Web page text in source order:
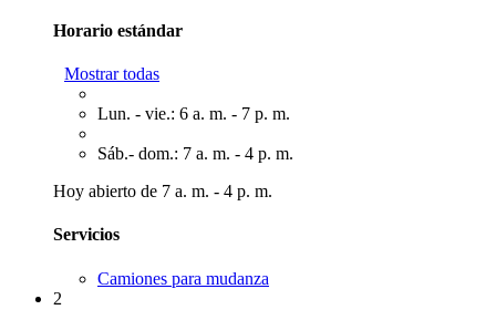
Horario estándar
Mostrar todas
Lun. - vie.: 6 a. m. - 7 p. m.
Sáb.- dom.: 7 a. m. - 4 p. m.
Hoy abierto de 7 a. m. - 4 p. m.
Servicios
Camiones para mudanza
2